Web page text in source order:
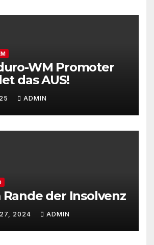
WM Promoter
das AUS!
ADMIN
Rande der Insolvenz
27, 2024 ADMIN